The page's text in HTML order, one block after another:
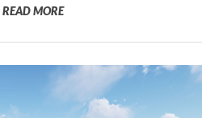
READ MORE